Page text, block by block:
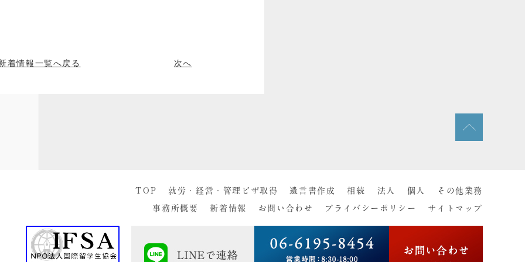
着情報一覧へ戻る 次へ
TOP 就労・経営・管理ビザ取得 遺言書作成 相続 法人 個人 その他業務
事務所概要 新着情報 お問い合わせ プライバシーポリシー サイトマップ